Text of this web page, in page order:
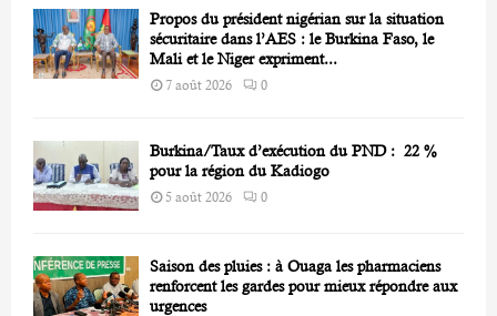
Propos du président nigérian sur la situation
sécuritaire dans l’AES : le Burkina Faso, le
Mali et le Niger expriment...
7 août 2026 0
Burkina/Taux d’exécution du PND : 22 %
pour la région du Kadiogo
5 août 2026 0
Saison des pluies : à Ouaga les pharmaciens
renforcent les gardes pour mieux répondre aux
urgences